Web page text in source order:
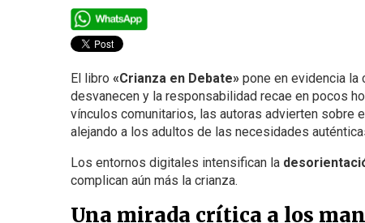
El libro «Crianza en Debate» pone en evidencia la
desvanecen y la responsabilidad recae en pocos
vínculos comunitarios, las autoras advierten sobre
alejando a los adultos de las necesidades
Los entornos digitales intensifican la
complican aún más la crianza.
Una mirada crítica a los